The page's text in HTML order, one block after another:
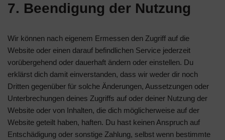
7. Beendigung der Nutzung
Wir können nach eigenem Ermessen den Zugriff auf die
Website oder einen darauf befindlichen Service jederzeit
vorübergehend oder dauerhaft ändern oder einstellen. Du
erklärst dich damit einverstanden, dass wir weder dir noch
Dritten gegenüber für solche Änderungen, Aussetzungen oder
Unterbrechungen deines Zugriffs auf oder deiner Nutzung der
Website oder von Inhalten, die dich möglicherweise auf der
Website geteilt haben, haften. Du hast keinen Anspruch auf
Entschädigung oder sonstige Zahlung, selbst wenn bestimmte